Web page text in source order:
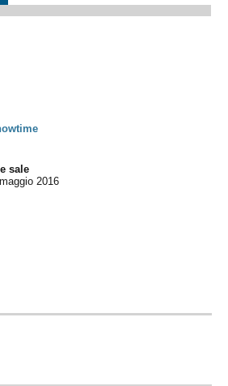
sale
maggio 2016